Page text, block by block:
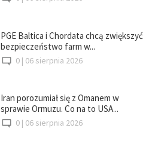
PGE Baltica i Chordata chcą zwiększyć
bezpieczeństwo farm w...
0 | 06 sierpnia 2026
Iran porozumiał się z Omanem w
sprawie Ormuzu. Co na to USA...
0 | 06 sierpnia 2026